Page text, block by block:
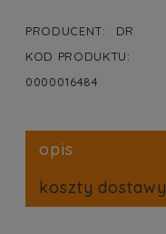
PRODUCENT:
DR
KOD PRODUKTU:
0000016484
opis
koszty dostawy